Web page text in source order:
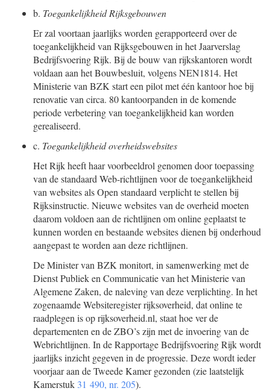
b. Toegankelijkheid Rijksgebouwen
Er zal voortaan jaarlijks worden gerapporteerd over de
toegankelijkheid van Rijksgebouwen in het Jaarverslag
Bedrijfsvoering Rijk. Bij de bouw van rijkskantoren wordt
voldaan aan het Bouwbesluit, volgens NEN1814. Het
Ministerie van BZK start een pilot met één kantoor hoe bij
renovatie van circa. 80 kantoorpanden in de komende
periode verbetering van toegankelijkheid kan worden
gerealiseerd.
c. Toegankelijkheid overheidswebsites
Het Rijk heeft haar voorbeeldrol genomen door toepassing
van de standaard Web-richtlijnen voor de toegankelijkheid
van websites als Open standaard verplicht te stellen bij
Rijksinstructie. Nieuwe websites van de overheid moeten
daarom voldoen aan de richtlijnen om online geplaatst te
kunnen worden en bestaande websites dienen bij onderhoud
aangepast te worden aan deze richtlijnen.
De Minister van BZK monitort, in samenwerking met de
Dienst Publiek en Communicatie van het Ministerie van
Algemene Zaken, de naleving van deze verplichting. In het
zogenaamde Websiteregister rijksoverheid, dat online te
raadplegen is op rijksoverheid.nl, staat hoe ver de
departementen en de ZBO’s zijn met de invoering van de
Webrichtlijnen. In de Rapportage Bedrijfsvoering Rijk wordt
jaarlijks inzicht gegeven in de progressie. Deze wordt ieder
voorjaar aan de Tweede Kamer gezonden (zie laatstelijk
Kamerstuk 31 490, nr. 205).